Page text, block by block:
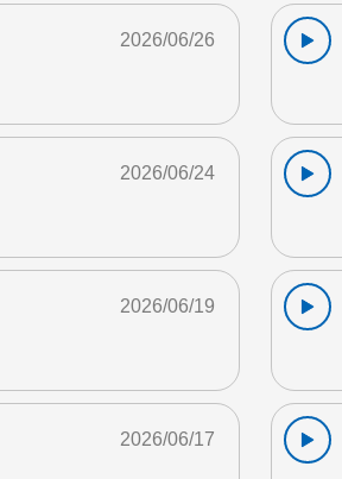
2026/06/26
2026/06/24
2026/06/19
2026/06/17